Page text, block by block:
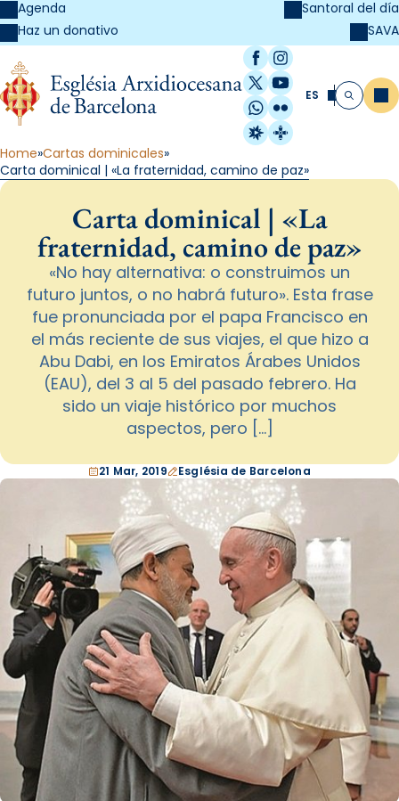
Agenda
Haz un donativo
Santoral del día
SAVA
Facebook
Instagram
X / Twitter
YouTube
WhatsApp
Flickr
Radio Estel
Catalunya
ES Buscar
Home Cartas dominicales
Carta dominical | «La fraternidad, camino de paz»
Carta dominical | «La
fraternidad, camino de paz»
«No hay alternativa: o construimos un
futuro juntos, o no habrá futuro». Esta frase
fue pronunciada por el papa Francisco en
el más reciente de sus viajes, el que hizo a
Abu Dabi, en los Emiratos Árabes Unidos
(EAU), del 3 al 5 del pasado febrero. Ha
sido un viaje histórico por muchos
aspectos, pero […]
21 Mar, 2019 Església de Barcelona